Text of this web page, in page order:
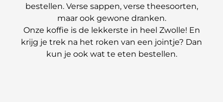
bestellen. Verse sappen, verse theesoorten,
maar ook gewone dranken.
Onze koffie is de lekkerste in heel Zwolle! En
krijg je trek na het roken van een jointje? Dan
kun je ook wat te eten bestellen.